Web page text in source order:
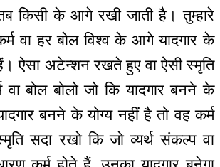
तब किसी के आगे रखी जाती है। तुम्हारे
वा हर बोल विश्व के आगे यादगार के
ऐसा अटेन्शन रखते हुए वा ऐसी स्मृति
बोल बोलो जो कि यादगार बनने के
बनने के योग्य नहीं है तो वह कर्म
सदा रखो कि जो व्यर्थ संकल्प वा